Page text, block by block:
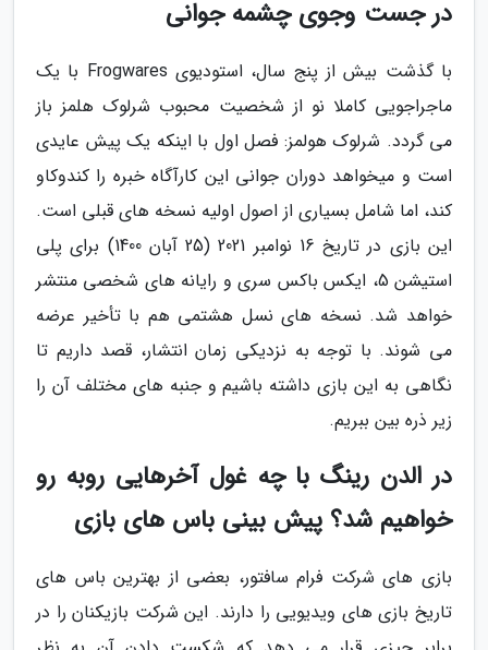
در جست وجوی چشمه جوانی
با گذشت بیش از پنج سال، استودیوی Frogwares با یک
ماجراجویی کاملا نو از شخصیت محبوب شرلوک هلمز باز
می گردد. شرلوک هولمز: فصل اول با اینکه یک پیش عایدی
است و میخواهد دوران جوانی این کارآگاه خبره را کندوکاو
کند، اما شامل بسیاری از اصول اولیه نسخه های قبلی است.
این بازی در تاریخ 16 نوامبر 2021 (25 آبان 1400) برای پلی
استیشن 5، ایکس باکس سری و رایانه های شخصی منتشر
خواهد شد. نسخه های نسل هشتمی هم با تأخیر عرضه
می شوند. با توجه به نزدیکی زمان انتشار، قصد داریم تا
نگاهی به این بازی داشته باشیم و جنبه های مختلف آن را
زیر ذره بین ببریم.
در الدن رینگ با چه غول آخرهایی روبه رو
خواهیم شد؟ پیش بینی باس های بازی
بازی های شرکت فرام سافتور، بعضی از بهترین باس های
تاریخ بازی های ویدیویی را دارند. این شرکت بازیکنان را در